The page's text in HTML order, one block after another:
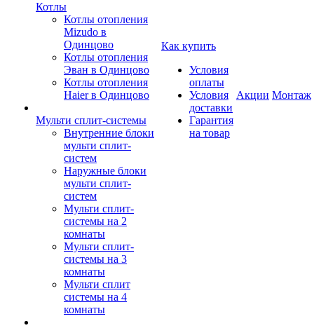
Котлы
Котлы отопления
Mizudo в
Одинцово
Котлы отопления
Эван в Одинцово
Котлы отопления
Haier в Одинцово
Мульти сплит-системы
Внутренние блоки
мульти сплит-
систем
Наружные блоки
мульти сплит-
систем
Мульти сплит-
системы на 2
комнаты
Мульти сплит-
системы на 3
комнаты
Мульти сплит
системы на 4
комнаты
Как купить
Условия
оплаты
Условия
доставки
Гарантия
на товар
Акции Монтаж